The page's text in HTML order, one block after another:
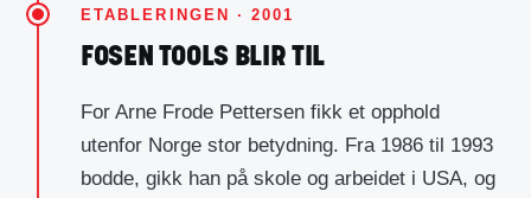
ETABLERINGEN · 2001
FOSEN TOOLS BLIR TIL
For Arne Frode Pettersen fikk et opphold
utenfor Norge stor betydning. Fra 1986 til 1993
bodde, gikk han på skole og arbeidet i USA, og